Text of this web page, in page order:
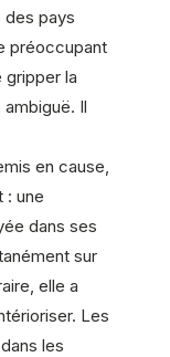
des pays
préoccupant
gripper la
Il
en cause,
: une
dans ses
sur
elle a
Les
les